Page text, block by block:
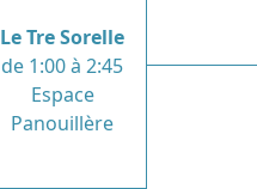
Le Tre Sorelle
de 1:00 à 2:45
Espace
Panouillère